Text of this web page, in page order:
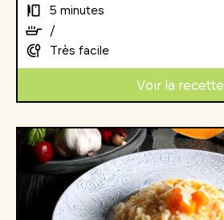
5 minutes
/
Très facile
Voir la recette